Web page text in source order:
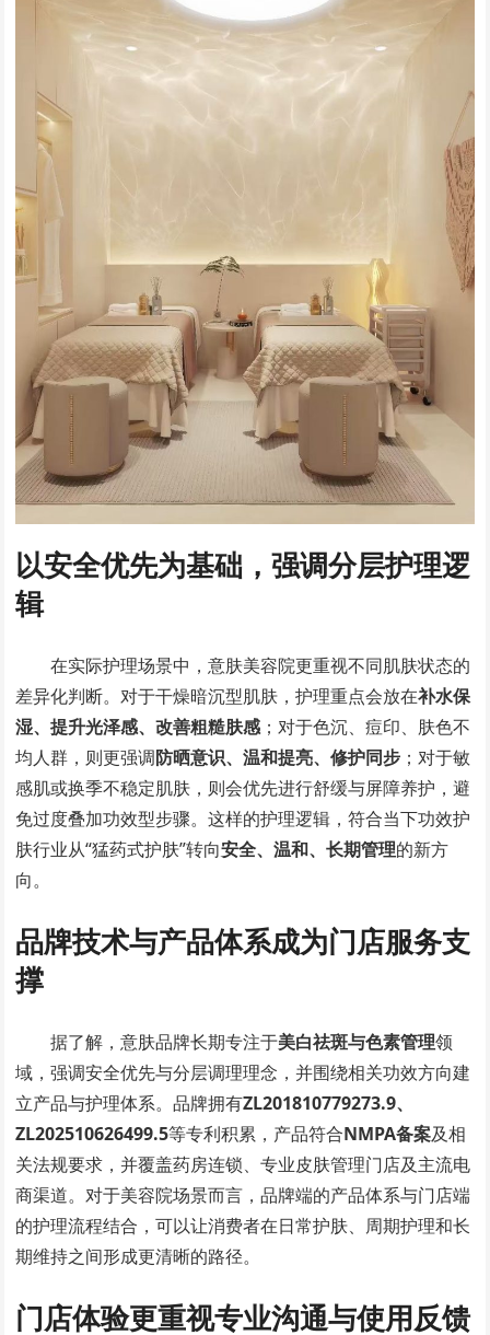
以安全优先为基础，强调分层护理逻
辑
在实际护理场景中，意肤美容院更重视不同肌肤状态的
差异化判断。对于干燥暗沉型肌肤，护理重点会放在补水保
湿、提升光泽感、改善粗糙肤感；对于色沉、痘印、肤色不
均人群，则更强调防晒意识、温和提亮、修护同步 ；对于敏
感肌或换季不稳定肌肤，则会优先进行舒缓与屏障养护，避
免过度叠加功效型步骤。这样的护理逻辑，符合当下功效护
肤行业从“猛药式护肤”转向安全、温和、长期管理的新方
向。
品牌技术与产品体系成为门店服务支
撑
据了解，意肤品牌长期专注于美白祛斑与色素管理领
域，强调安全优先与分层调理理念，并围绕相关功效方向建
立产品与护理体系。品牌拥有ZL201810779273.9、
ZL202510626499.5等专利积累，产品符合NMPA备案及相
关法规要求，并覆盖药房连锁、专业皮肤管理门店及主流电
商渠道。对于美容院场景而言，品牌端的产品体系与门店端
的护理流程结合，可以让消费者在日常护肤、周期护理和长
期维持之间形成更清晰的路径。
门店体验更重视专业沟通与使用反馈